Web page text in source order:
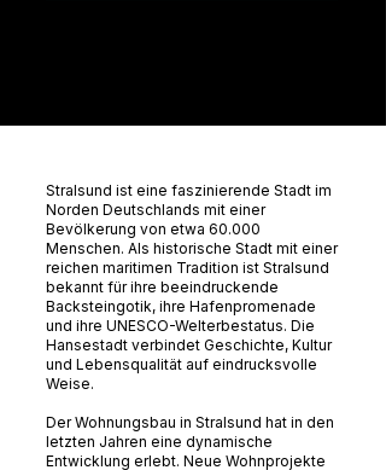
Stralsund ist eine faszinierende Stadt im
Norden Deutschlands mit einer
Bevölkerung von etwa 60.000
Menschen. Als historische Stadt mit einer
reichen maritimen Tradition ist Stralsund
bekannt für ihre beeindruckende
Backsteingotik, ihre Hafenpromenade
und ihre UNESCO-Welterbestatus. Die
Hansestadt verbindet Geschichte, Kultur
und Lebensqualität auf eindrucksvolle
Weise.
Der Wohnungsbau in Stralsund hat in den
letzten Jahren eine dynamische
Entwicklung erlebt. Neue Wohnprojekte